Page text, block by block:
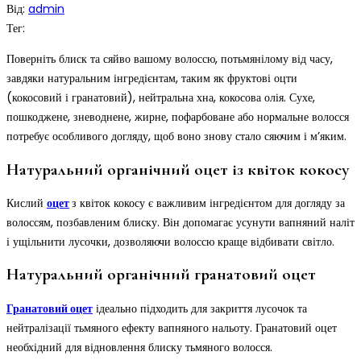
Від: admin
Тег:
Поверніть блиск та сяйво вашому волоссю, потьмянілому від часу,
завдяки натуральним інгредієнтам, таким як фруктові оцти
(кокосовий і гранатовий), нейтральна хна, кокосова олія. Сухе,
пошкоджене, зневоднене, жирне, пофарбоване або нормальне волосся
потребує особливого догляду, щоб воно знову стало сяючим і м’яким.
Натуральний органічний оцет із квіток кокосу
Кислий оцетз квіток кокосу є важливим інгредієнтом для догляду за
волоссям, позбавленим блиску. Він допомагає усунути вапняний наліт
і ущільнити лусочки, дозволяючи волоссю краще відбивати світло.
Натуральний органічний гранатовий оцет
Гранатовий оцет ідеально підходить для закриття лусочок та
нейтралізації тьмяного ефекту вапняного нальоту. Гранатовий оцет
необхідний для відновлення блиску тьмяного волосся.